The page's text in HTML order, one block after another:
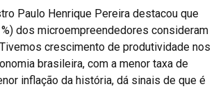
Paulo Henrique Pereira destacou que
dos microempreendedores consideram
crescimento de produtividade nos
brasileira, com a menor taxa de
inflação da história, dá sinais de que é